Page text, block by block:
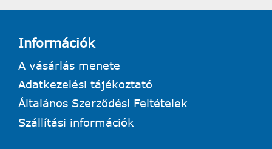
Információk
A vásárlás menete
Adatkezelési tájékoztató
Általános Szerződési Feltételek
Szállítási információk